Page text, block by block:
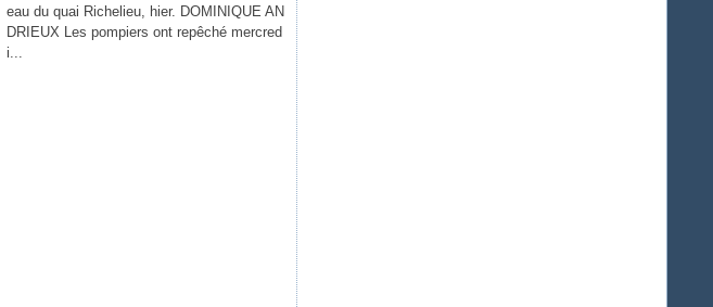
eau du quai Richelieu, hier. DOMINIQUE AN
DRIEUX Les pompiers ont repêché mercred
i...